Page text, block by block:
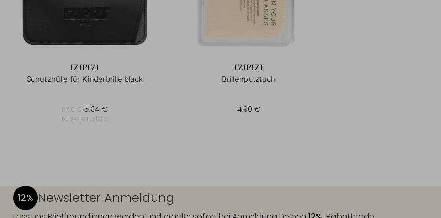
IZIPIZI
Schutzhülle für Kinderbrille black
8,90 € 5,34 €
DU SPARST: 3,56 €
IZIPIZI
Brillenputztuch
4,90 €
12% Newsletter Anmeldung